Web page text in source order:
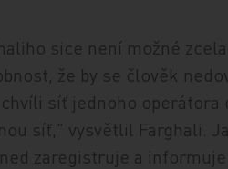
sice není možné
že by se člověk
síť jednoho
síť," vysvětlil Farghali.
zaregistruje a